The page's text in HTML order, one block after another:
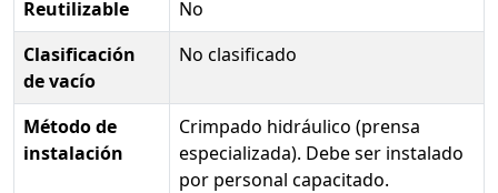
Reutilizable
No
Clasificación
de vacío
No clasificado
Método de
instalación
Crimpado hidráulico (prensa
especializada). Debe ser instalado
por personal capacitado.